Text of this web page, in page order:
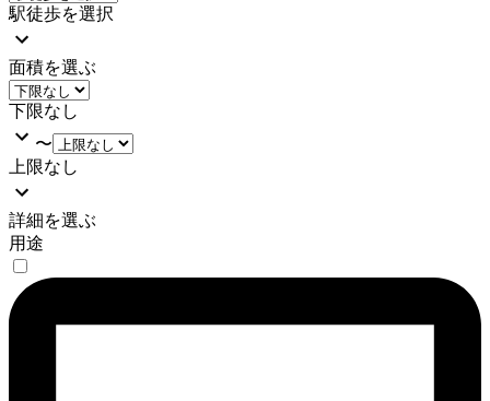
駅徒歩を選択
面積を選ぶ
下限なし
〜
上限なし
詳細を選ぶ
用途